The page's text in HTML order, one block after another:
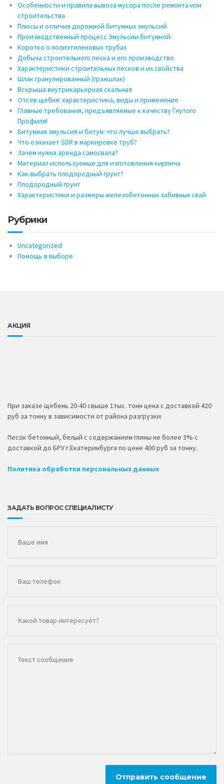
Особенности и правила вывоза мусора после ремонта или
строительства
Плюсы и отличия дорожной битумных эмульсий
Производственный процесс Эмульсии битумной
Коротко о полиэтиленовых трубах
Добыча строительного песка и его производство
Характеристики строительных песков и их свойства
Шлак гранулированный (граншлак)
Вскрыша внутрикарьерная скальная
Отсев щебня: характеристика, виды и применение
Главные требования, предъявляемые к качеству Гнутого
Профиля!
Битумная эмульсия и битум: что лучше выбрать?
Что означает SDR в маркировке труб?
Зачем нужна аренда самосвала?
Материал используемые для изготовления кирпича
Как выбрать плодородный грунт?
Плодородный грунт
Характеристики и размеры железобетонных забивных свай
Рубрики
Uncategorized
Помощь в выборе
АКЦИЯ
При заказе щебень 20-40 свыше 1тыс. тонн цена с доставкой 420
руб за тонну в зависимости от района разгрузки
Песок бетонный, белый с содержанием глины не более 3% с
доставкой до БРУ г.Екатеринбурга по цене 400 руб за тонну.
Политика обработки персональных данных
ЗАДАТЬ ВОПРОС СПЕЦИАЛИСТУ